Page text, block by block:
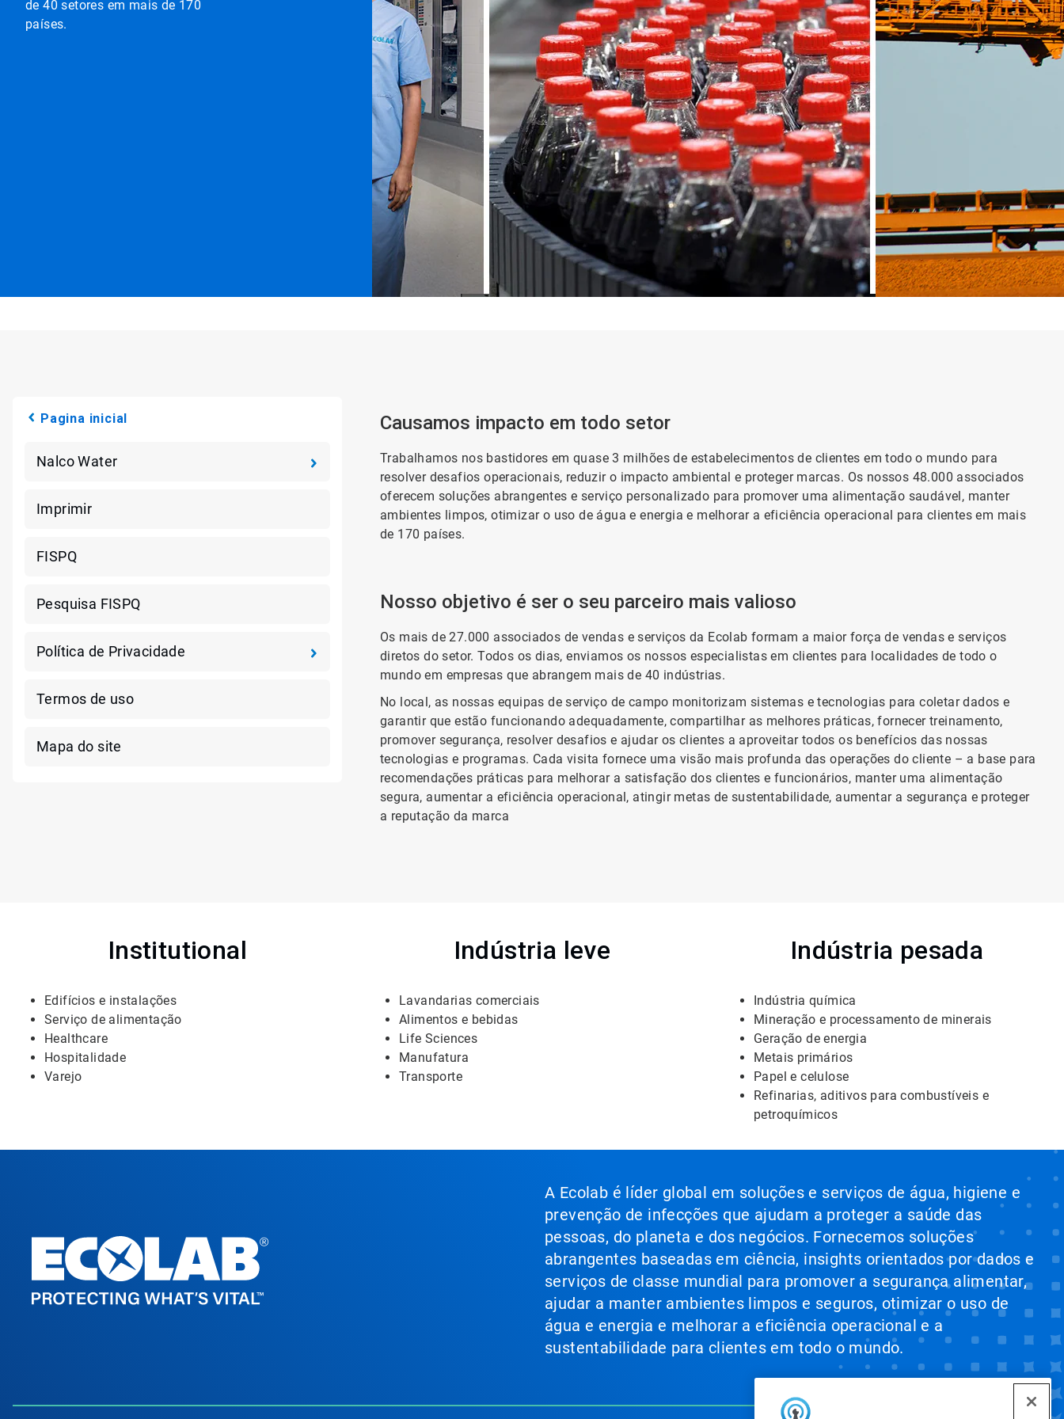
de 40 setores em mais de 170
países.
Pagina inicial
Nalco Water
Imprimir
FISPQ
Pesquisa FISPQ
Política de Privacidade
Termos de uso
Mapa do site
Causamos impacto em todo setor
Trabalhamos nos bastidores em quase 3 milhões de estabelecimentos de clientes em todo o mundo para
resolver desafios operacionais, reduzir o impacto ambiental e proteger marcas. Os nossos 48.000 associados
oferecem soluções abrangentes e serviço personalizado para promover uma alimentação saudável, manter
ambientes limpos, otimizar o uso de água e energia e melhorar a eficiência operacional para clientes em mais
de 170 países.
Nosso objetivo é ser o seu parceiro mais valioso
Os mais de 27.000 associados de vendas e serviços da Ecolab formam a maior força de vendas e serviços
diretos do setor. Todos os dias, enviamos os nossos especialistas em clientes para localidades de todo o
mundo em empresas que abrangem mais de 40 indústrias.
No local, as nossas equipas de serviço de campo monitorizam sistemas e tecnologias para coletar dados e
garantir que estão funcionando adequadamente, compartilhar as melhores práticas, fornecer treinamento,
promover segurança, resolver desafios e ajudar os clientes a aproveitar todos os benefícios das nossas
tecnologias e programas. Cada visita fornece uma visão mais profunda das operações do cliente – a base para
recomendações práticas para melhorar a satisfação dos clientes e funcionários, manter uma alimentação
segura, aumentar a eficiência operacional, atingir metas de sustentabilidade, aumentar a segurança e proteger
a reputação da marca
Institutional
Edifícios e instalações
Serviço de alimentação
Healthcare
Hospitalidade
Varejo
Indústria leve
Lavandarias comerciais
Alimentos e bebidas
Life Sciences
Manufatura
Transporte
Indústria pesada
Indústria química
Mineração e processamento de minerais
Geração de energia
Metais primários
Papel e celulose
Refinarias, aditivos para combustíveis e
petroquímicos
A Ecolab é líder global em soluções e serviços de água, higiene e
prevenção de infecções que ajudam a proteger a saúde das
pessoas, do planeta e dos negócios. Fornecemos soluções
abrangentes baseadas em ciência, insights orientados por dados e
serviços de classe mundial para promover a segurança alimentar,
ajudar a manter ambientes limpos e seguros, otimizar o uso de
água e energia e melhorar a eficiência operacional e a
sustentabilidade para clientes em todo o mundo.